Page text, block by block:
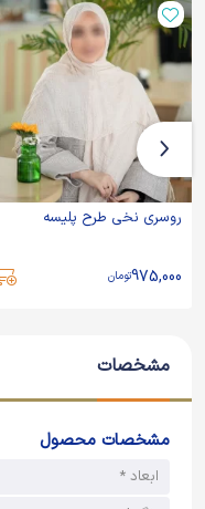
روسری نخی طرح پلیسه
975,000تومان
مشخصات
مشخصات محصول
ابعاد *